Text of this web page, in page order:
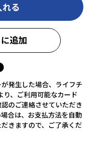
る
追加
発生した場合、ライフチ
り、ご利用可能なカード
のご連絡させていただき
合は、お支払方法を自動
きますので、ご了承くだ